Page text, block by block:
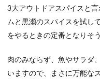
3大アウトドアスパイスと
ムと黒瀬のスパイスを試し
をやるときの定番となりそう
肉のみならず、魚やサラダ
いますので、まさに万能な